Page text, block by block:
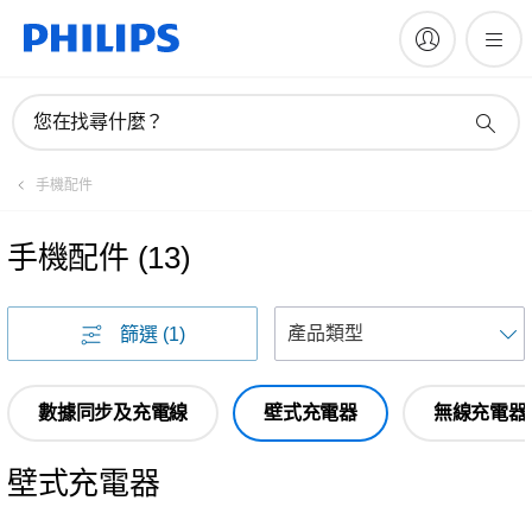
您在找尋什麼？
手機配件
手機配件 (13)
篩選 (1)
數據同步及充電線
壁式充電器 無線充電器
壁式充電器